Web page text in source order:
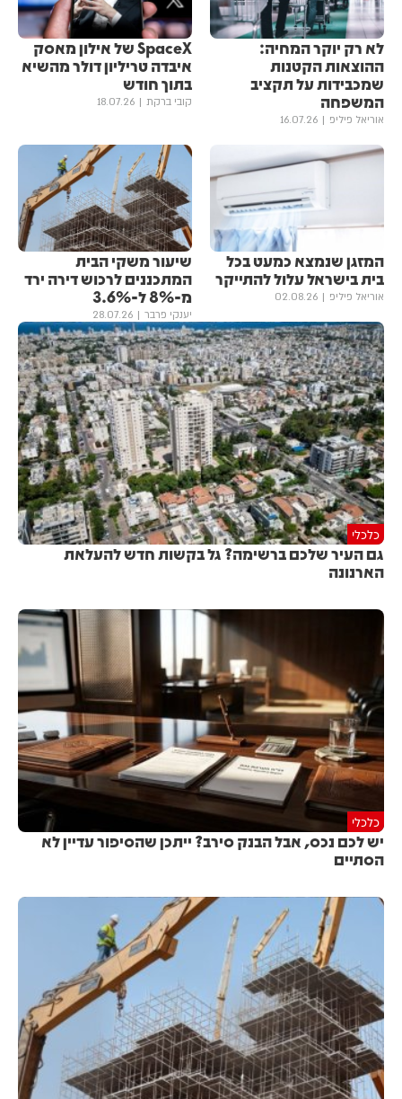
לא רק יוקר המחיה:
ההוצאות הקטנות
שמכבידות על תקציב
המשפחה
אוריאל פיליפ 16.07.26
SpaceX של אילון מאסק
איבדה טריליון דולר מהשיא
בתוך חודש
קובי ברקת 18.07.26
המזגן שנמצא כמעט בכל
בית בישראל עלול להתייקר
אוריאל פיליפ 02.08.26
שיעור משקי הבית
המתכננים לרכוש דירה ירד
מ-8% ל-3.6%
יענקי פרבר 28.07.26
כלכלי
גם העיר שלכם ברשימה? גל בקשות חדש להעלאת
הארנונה
כלכלי
יש לכם נכס, אבל הבנק סירב? ייתכן שהסיפור עדיין לא
הסתיים